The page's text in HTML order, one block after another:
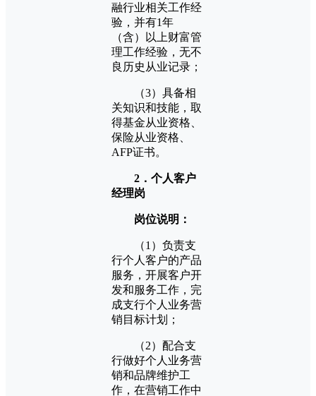
融行业相关工作经
验，并有1年
（含）以上财富管
理工作经验，无不
良历史从业记录；
（3）具备相
关知识和技能，取
得基金从业资格、
保险从业资格、
AFP证书。
2．个人客户
经理岗
岗位说明：
（1）负责支
行个人客户的产品
服务，开展客户开
发和服务工作，完
成支行个人业务营
销目标计划；
（2）配合支
行做好个人业务营
销和品牌维护工
作，在营销工作中